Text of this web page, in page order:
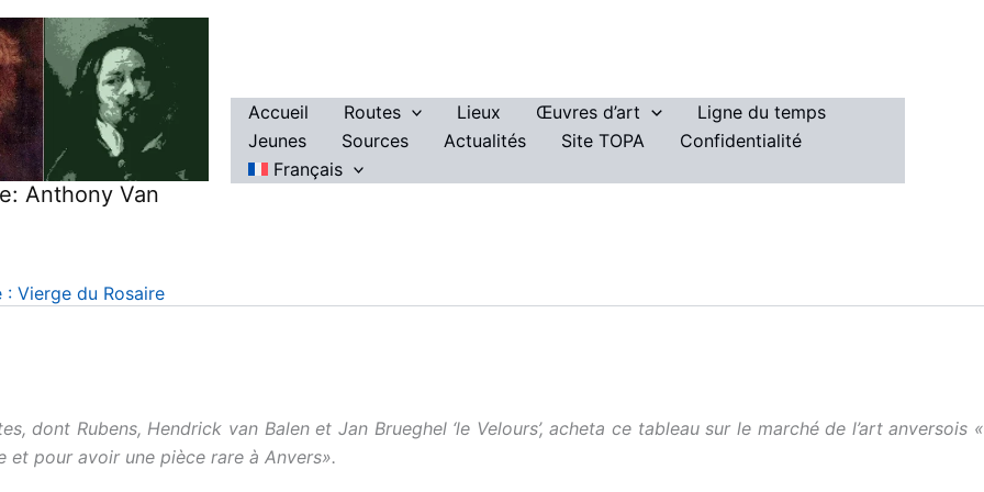
Anthony Van
Accueil Routes Lieux Œuvres d’art
Ligne du temps
Jeunes
Sources Actualités Site TOPA
Confidentialité
Français
: Vierge du Rosaire
dont Rubens, Hendrick van Balen et Jan Brueghel ‘le Velours’, acheta ce tableau sur le marché de l’art anversois «
pour avoir une pièce rare à Anvers».